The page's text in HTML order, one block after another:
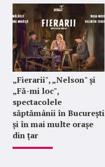
„Fierarii", „Nelson" și
„Fă-mi loc",
spectacolele
săptămânii în București
și în mai multe orașe
din țar